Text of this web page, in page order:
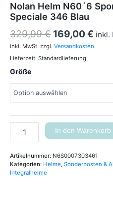
Nolan Helm N60´6
Speciale 346 Blau
329,99€ 169,00€ inkl.
inkl. MwSt. zzgl. Versandkosten
Lieferzeit: Standardlieferung
Größe
In den Warenkorb
Artikelnummer: N6S0007303461
Kategorien: Helme, Sonderposten &
Integralhelme